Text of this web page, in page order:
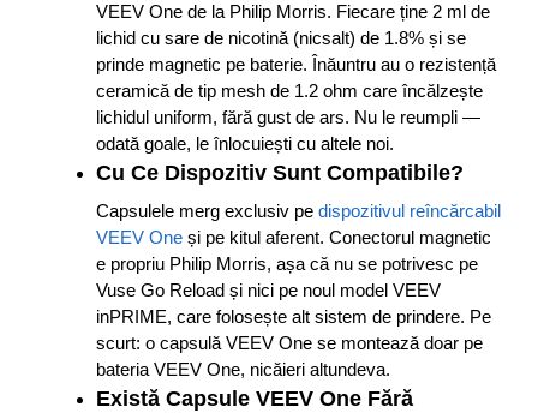
VEEV One de la Philip Morris. Fiecare ține 2 ml de
lichid cu sare de nicotină (nicsalt) de 1.8% și se
prinde magnetic pe baterie. Înăuntru au o rezistență
ceramică de tip mesh de 1.2 ohm care încălzește
lichidul uniform, fără gust de ars. Nu le reumpli —
odată goale, le înlocuiești cu altele noi.
Cu Ce Dispozitiv Sunt Compatibile?
Capsulele merg exclusiv pe dispozitivul reîncărcabil
VEEV One și pe kitul aferent. Conectorul magnetic
e propriu Philip Morris, așa că nu se potrivesc pe
Vuse Go Reload și nici pe noul model VEEV
inPRIME, care folosește alt sistem de prindere. Pe
scurt: o capsulă VEEV One se montează doar pe
bateria VEEV One, nicăieri altundeva.
Există Capsule VEEV One Fără